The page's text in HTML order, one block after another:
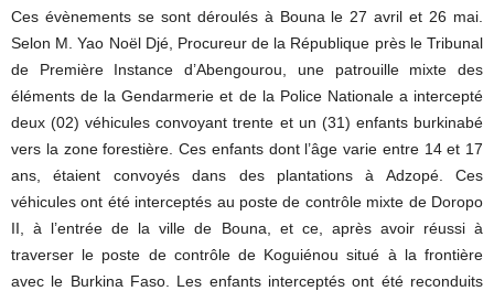
Ces évènements se sont déroulés à Bouna le 27 avril et 26 mai.
Selon M. Yao Noël Djé, Procureur de la République près le Tribunal
de Première Instance d’Abengourou, une patrouille mixte des
éléments de la Gendarmerie et de la Police Nationale a intercepté
deux (02) véhicules convoyant trente et un (31) enfants burkinabé
vers la zone forestière. Ces enfants dont l’âge varie entre 14 et 17
ans, étaient convoyés dans des plantations à Adzopé. Ces
véhicules ont été interceptés au poste de contrôle mixte de Doropo
II, à l’entrée de la ville de Bouna, et ce, après avoir réussi à
traverser le poste de contrôle de Koguiénou situé à la frontière
avec le Burkina Faso. Les enfants interceptés ont été reconduits